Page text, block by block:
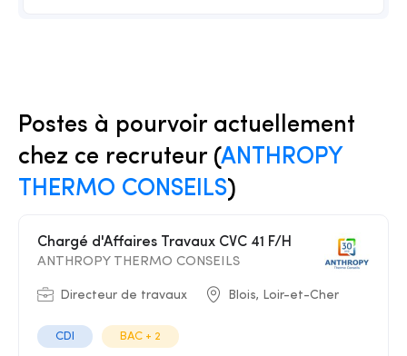
Postes à pourvoir actuellement
chez ce recruteur (ANTHROPY
THERMO CONSEILS)
Chargé d'Affaires Travaux CVC 41 F/H
ANTHROPY THERMO CONSEILS
Directeur de travaux Blois, Loir-et-Cher
CDI BAC + 2